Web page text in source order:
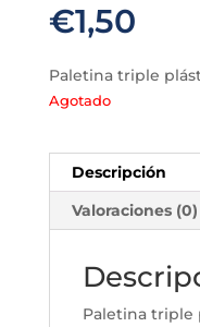
€1,50
Paletina triple
Agotado
Descripción
Valoraciones (0)
Paletina triple